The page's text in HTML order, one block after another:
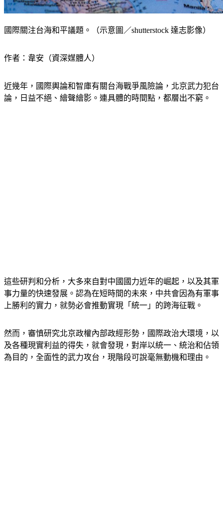
近幾年，國際輿論和智庫有關台海戰爭風險論，北京武力犯台
這些研判和分析，大多來自對中國國力近年的崛起，以及其軍
事力量的快速發展。認為在短時間的未來，中共會因為有軍事
然而，審慎研究北京政權內部政經形勢，國際政治大環境，以
及各種現實利益的得失，就會發現，對岸以統一、統治和佔領